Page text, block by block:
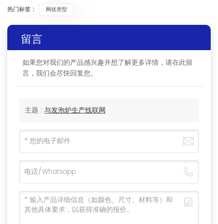
热门标签 : 网状类型
留言
如果您对我们的产品感兴趣并想了解更多详情，请在此留
言，我们会尽快回复您。
主题 : 与发泡炉生产线联网